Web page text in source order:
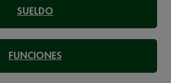
SUELDO
FUNCIONES